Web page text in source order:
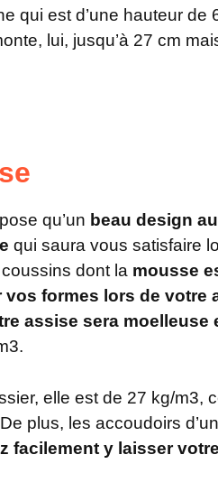
qui est d’une hauteur de
lui, jusqu’à 27 cm
qu’un beau design
qui saura vous satisfaire
dont la mousse
vos formes lors de votre
assise sera moelleuse
elle est de 27 kg/m3,
plus, les accoudoirs
facilement y laisser